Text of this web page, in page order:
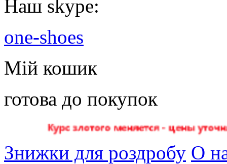
Наш skype:
one-shoes
Мій кошик
готова до покупок
Знижки для роздробу О